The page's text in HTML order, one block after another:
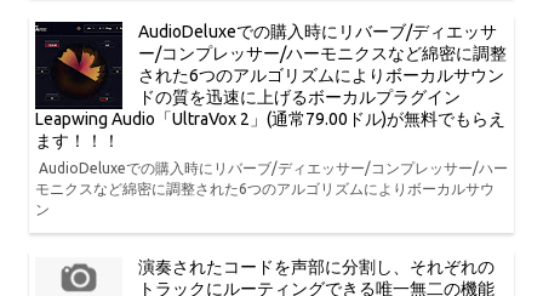
AudioDeluxeでの購入時にリバーブ/ディエッサ
ー/コンプレッサー/ハーモニクスなど綿密に調整
された6つのアルゴリズムによりボーカルサウン
ドの質を迅速に上げるボーカルプラグイン
Leapwing Audio「UltraVox 2」(通常79.00ドル)が無料でもらえ
ます！！！
AudioDeluxeでの購入時にリバーブ/ディエッサー/コンプレッサー/ハー
モニクスなど綿密に調整された6つのアルゴリズムによりボーカルサウ
ン
演奏されたコードを声部に分割し、それぞれの
トラックにルーティングできる唯一無二の機能